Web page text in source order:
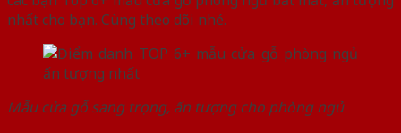
nhất cho bạn. Cùng theo dõi nhé.
Mẫu cửa gỗ sang trọng, ấn tượng cho phòng ngủ